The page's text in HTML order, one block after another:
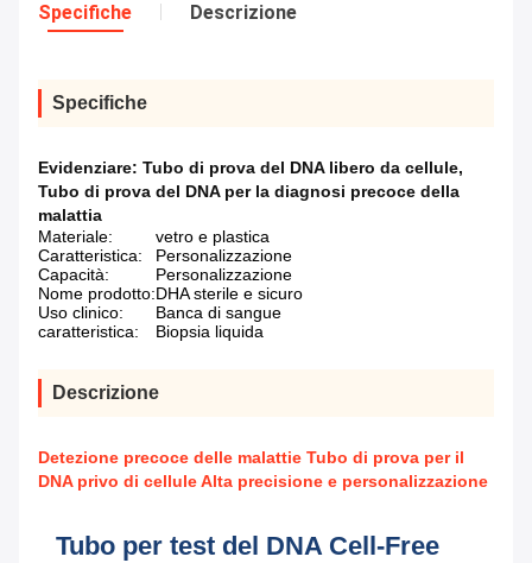
Specifiche Descrizione
Specifiche
Evidenziare: Tubo di prova del DNA libero da cellule,
Tubo di prova del DNA per la diagnosi precoce della
malattia
Materiale:
vetro e plastica
Caratteristica:
Personalizzazione
Capacità:
Personalizzazione
Nome prodotto:DHA sterile e sicuro
Uso clinico:
Banca di sangue
caratteristica:
Biopsia liquida
Descrizione
Detezione precoce delle malattie Tubo di prova per il
DNA privo di cellule Alta precisione e personalizzazione
Tubo per test del DNA Cell-Free